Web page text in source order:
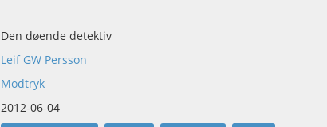
Den døende detektiv
Leif GW Persson
Modtryk
2012-06-04